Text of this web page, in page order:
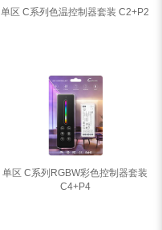
单区 C系列色温控制器套装 C2+P2
单区 C系列RGBW彩色控制器套装
C4+P4